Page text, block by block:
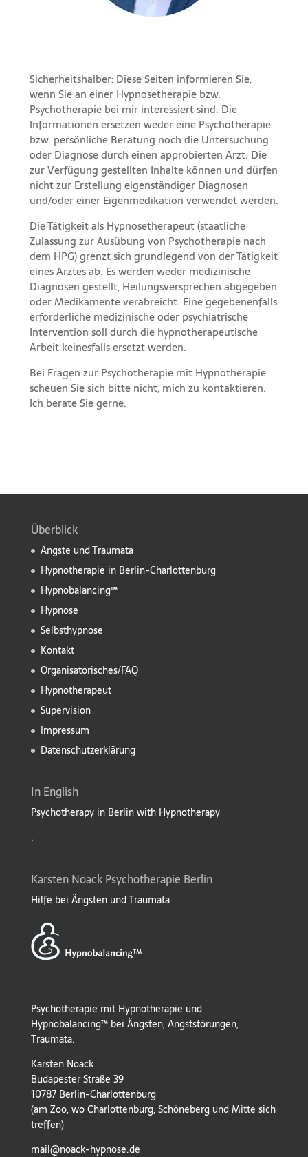
Sicherheitshalber: Diese Seiten informieren Sie,
wenn Sie an einer Hypnosetherapie bzw.
Psychotherapie bei mir interessiert sind. Die
Informationen ersetzen weder eine Psychotherapie
bzw. persönliche Beratung noch die Untersuchung
oder Diagnose durch einen approbierten Arzt. Die
zur Verfügung gestellten Inhalte können und dürfen
nicht zur Erstellung eigenständiger Diagnosen
und/oder einer Eigenmedikation verwendet werden.
Die Tätigkeit als Hypnosetherapeut (staatliche
Zulassung zur Ausübung von Psychotherapie nach
dem HPG) grenzt sich grundlegend von der Tätigkeit
eines Arztes ab. Es werden weder medizinische
Diagnosen gestellt, Heilungsversprechen abgegeben
oder Medikamente verabreicht. Eine gegebenenfalls
erforderliche medizinische oder psychiatrische
Intervention soll durch die hypnotherapeutische
Arbeit keinesfalls ersetzt werden.
Bei Fragen zur Psychotherapie mit Hypnotherapie
scheuen Sie sich bitte nicht, mich zu kontaktieren.
Ich berate Sie gerne.
Überblick
Ängste und Traumata
Hypnotherapie in Berlin-Charlottenburg
Hypnobalancing™
Hypnose
Selbsthypnose
Kontakt
Organisatorisches/FAQ
Hypnotherapeut
Supervision
Impressum
Datenschutzerklärung
In English
Psychotherapy in Berlin with Hypnotherapy
.
Karsten Noack Psychotherapie Berlin
Hilfe bei Ängsten und Traumata
Psychotherapie mit Hypnotherapie und
Hypnobalancing™ bei Ängsten, Angststörungen,
Traumata.
Karsten Noack
Budapester Straße 39
10787 Berlin-Charlottenburg
(am Zoo, wo Charlottenburg, Schöneberg und Mitte sich
treffen)
mail@noack-hypnose.de